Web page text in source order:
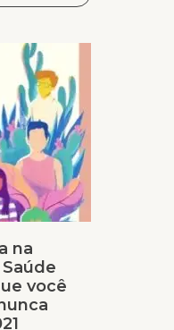
na
você